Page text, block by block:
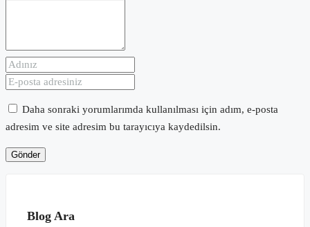
Daha sonraki yorumlarımda kullanılması için adım, e-posta
adresim ve site adresim bu tarayıcıya kaydedilsin.
Blog Ara